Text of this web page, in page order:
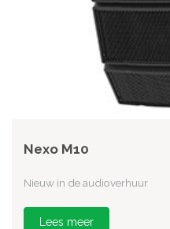
Nexo M10
Nieuw in de audioverhuur
Lees meer